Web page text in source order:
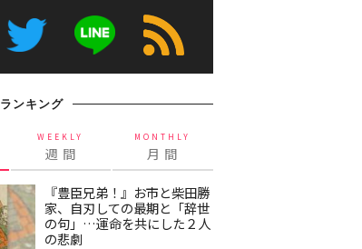
ランキング
WEEKLY
週 間
MONTHLY
月 間
『豊臣兄弟！』お市と柴田勝
家、自刃しての最期と「辞世
の句」…運命を共にした２人
の悲劇